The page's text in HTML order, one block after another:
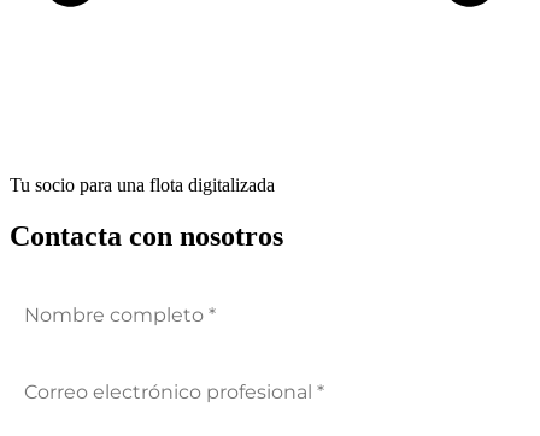
Tu socio para una flota digitalizada
Contacta con nosotros